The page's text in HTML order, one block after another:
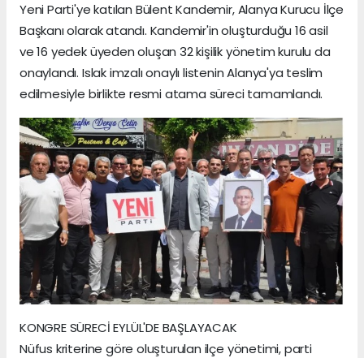
Yeni Parti'ye katılan Bülent Kandemir, Alanya Kurucu İlçe
Başkanı olarak atandı. Kandemir'in oluşturduğu 16 asil
ve 16 yedek üyeden oluşan 32 kişilik yönetim kurulu da
onaylandı. Islak imzalı onaylı listenin Alanya'ya teslim
edilmesiyle birlikte resmi atama süreci tamamlandı.
KONGRE SÜRECİ EYLÜL'DE BAŞLAYACAK
Nüfus kriterine göre oluşturulan ilçe yönetimi, parti